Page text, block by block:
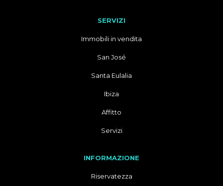
SERVIZI
Immobili in vendita
San José
Santa Eulalia
Ibiza
Affitto
Servizi
INFORMAZIONE
Riservatezza